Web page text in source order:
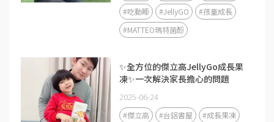
#吃動睡
#JellyGO
#孩童成長
#MATTEO瑪特菌酚
✨全方位的傑立高JellyGo成長果
凍✨一次解決家長擔心的問題
2025-06-24
#傑立高 #台鋁書屋
#成長果凍